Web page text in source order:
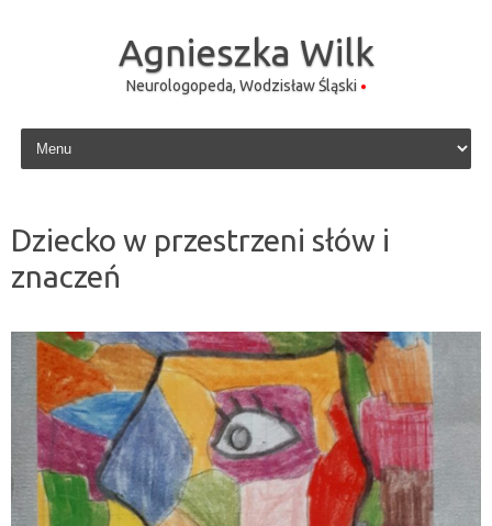
Agnieszka Wilk
Neurologopeda, Wodzisław Śląski
Skip to content
Dziecko w przestrzeni słów i
znaczeń